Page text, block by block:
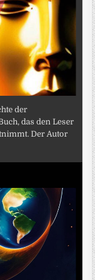
der
das den Leser
Der Autor